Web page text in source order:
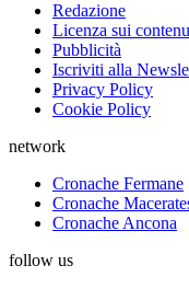
Redazione
Licenza sui
Pubblicità
Iscriviti alla
Privacy Policy
Cookie Policy
network
Cronache Fermane
Cronache
Cronache Ancona
follow us